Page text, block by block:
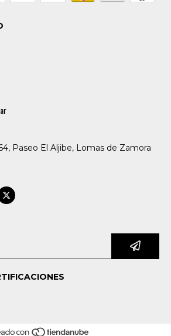
Paseo El Aljibe, Lomas de Zamora